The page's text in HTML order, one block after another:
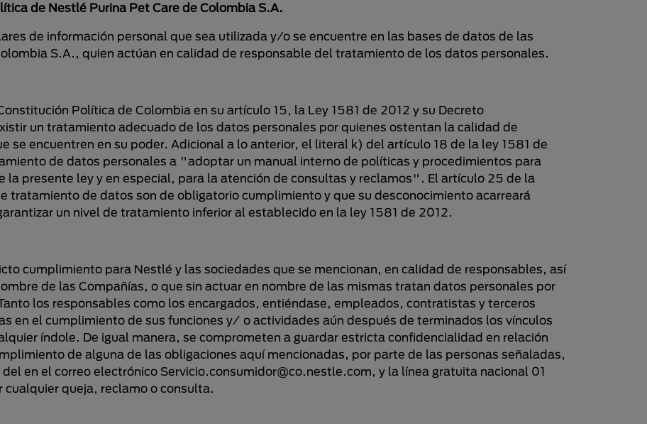
de Nestlé Purina Pet Care de Colombia S.A.
de información personal que sea utilizada y/o se encuentre en las bases de datos de las
S.A., quien actúan en calidad de responsable del tratamiento de los datos personales.
Política de Colombia en su artículo 15, la Ley 1581 de 2012 y su Decreto
un tratamiento adecuado de los datos personales por quienes ostentan la calidad de
se encuentren en su poder. Adicional a lo anterior, el literal k) del artículo 18 de la ley 1581 de
de datos personales a "adoptar un manual interno de políticas y procedimientos para
la presente ley y en especial, para la atención de consultas y reclamos". El artículo 25 de la
tratamiento de datos son de obligatorio cumplimiento y que su desconocimiento acarreará
un nivel de tratamiento inferior al establecido en la ley 1581 de 2012.
cumplimiento para Nestlé y las sociedades que se mencionan, en calidad de responsables, así
de las Compañías, o que sin actuar en nombre de las mismas tratan datos personales por
los responsables como los encargados, entiéndase, empleados, contratistas y terceros
en el cumplimiento de sus funciones y/ o actividades aún después de terminados los vínculos
índole. De igual manera, se comprometen a guardar estricta confidencialidad en relación
de alguna de las obligaciones aquí mencionadas, por parte de las personas señaladas,
en el correo electrónico Servicio.consumidor@co.nestle.com, y la línea gratuita nacional 01
queja, reclamo o consulta.